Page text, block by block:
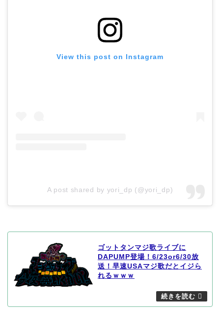
View this post on Instagram
A post shared by yori_dp (@yori_dp)
ゴットタンマジ歌ライブに
DAPUMP登場！6/23or6/30放
送！早速USAマジ歌だとイジら
れるｗｗｗ